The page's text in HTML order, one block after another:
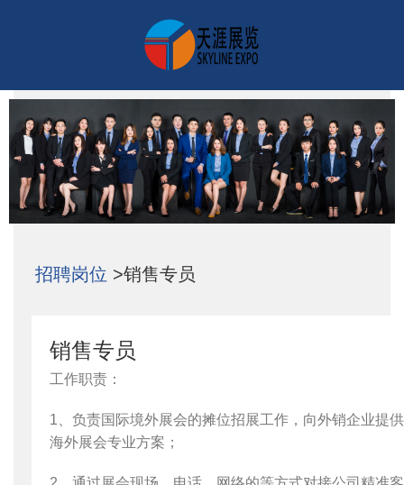
招聘岗位 >销售专员
销售专员
工作职责：
1、负责国际境外展会的摊位招展工作，向外销企业提供
海外展会专业方案；